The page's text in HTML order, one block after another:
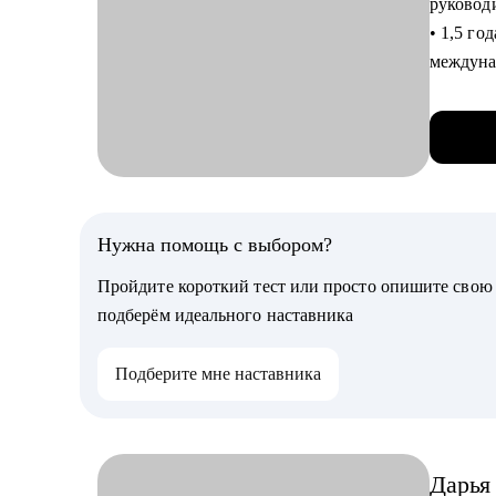
•
• 1,5
• Жил в
•
С чем
Нужна помощь с выбором?
Пройдите короткий тест или просто опишите
подберём идеального наставника
Подберите мне наставника
Дарья